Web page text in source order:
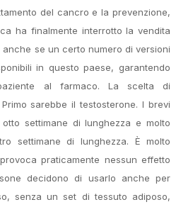
del cancro e la prevenzione,
ha finalmente interrotto la vendita
anche se un certo numero di versioni
in questo paese, garantendo
al farmaco. La scelta di
sarebbe il testosterone. I brevi
settimane di lunghezza e molto
settimane di lunghezza. È molto
praticamente nessun effetto
decidono di usarlo anche per
senza un set di tessuto adiposo,